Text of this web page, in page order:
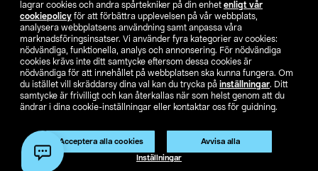
lagrar cookies och andra spårtekniker på din enhet enligt vår
cookiepolicy för att förbättra upplevelsen på vår webbplats,
analysera webbplatsens användning samt anpassa våra
marknadsföringsinsatser. Vi använder fyra kategorier av cookies:
nödvändiga, funktionella, analys och annonsering. För nödvändiga
cookies krävs inte ditt samtycke eftersom dessa cookies är
nödvändiga för att innehållet på webbplatsen ska kunna fungera. Om
du istället vill skräddarsy dina val kan du trycka på inställningar. Ditt
samtycke är frivilligt och kan återkallas när som helst genom att du
ändrar i dina cookie-inställningar eller kontaktar oss för guidning.
Acceptera alla cookies Avvisa alla
Inställningar
Hitta butik
SE NO FI
Köpvillkor Privacy statement Klubbvillkor
För företag
Ändra till priser exklusive moms